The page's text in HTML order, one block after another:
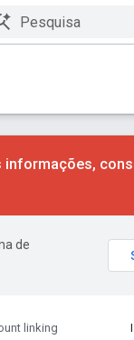
informações,
de
linking